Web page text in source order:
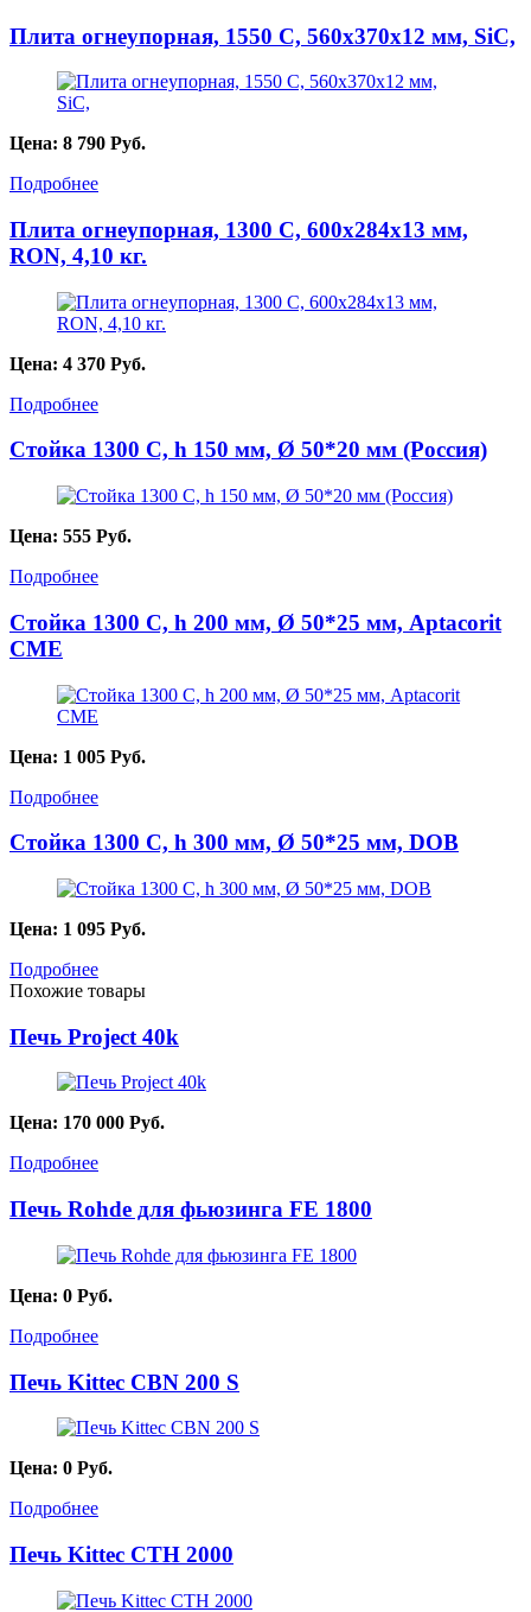
Плита огнеупорная, 1550 С, 560х370х12 мм, SiC,
Цена: 8 790 Руб.
Подробнее
Плита огнеупорная, 1300 С, 600х284х13 мм,
RON, 4,10 кг.
Цена: 4 370 Руб.
Подробнее
Стойка 1300 С, h 150 мм, Ø 50*20 мм (Россия)
Цена: 555 Руб.
Подробнее
Стойка 1300 С, h 200 мм, Ø 50*25 мм, Aptacorit
CME
Цена: 1 005 Руб.
Подробнее
Стойка 1300 С, h 300 мм, Ø 50*25 мм, DOB
Цена: 1 095 Руб.
Подробнее
Похожие товары
Печь Project 40k
Цена: 170 000 Руб.
Подробнее
Печь Rohde для фьюзинга FE 1800
Цена: 0 Руб.
Подробнее
Печь Kittec CBN 200 S
Цена: 0 Руб.
Подробнее
Печь Kittec CTH 2000